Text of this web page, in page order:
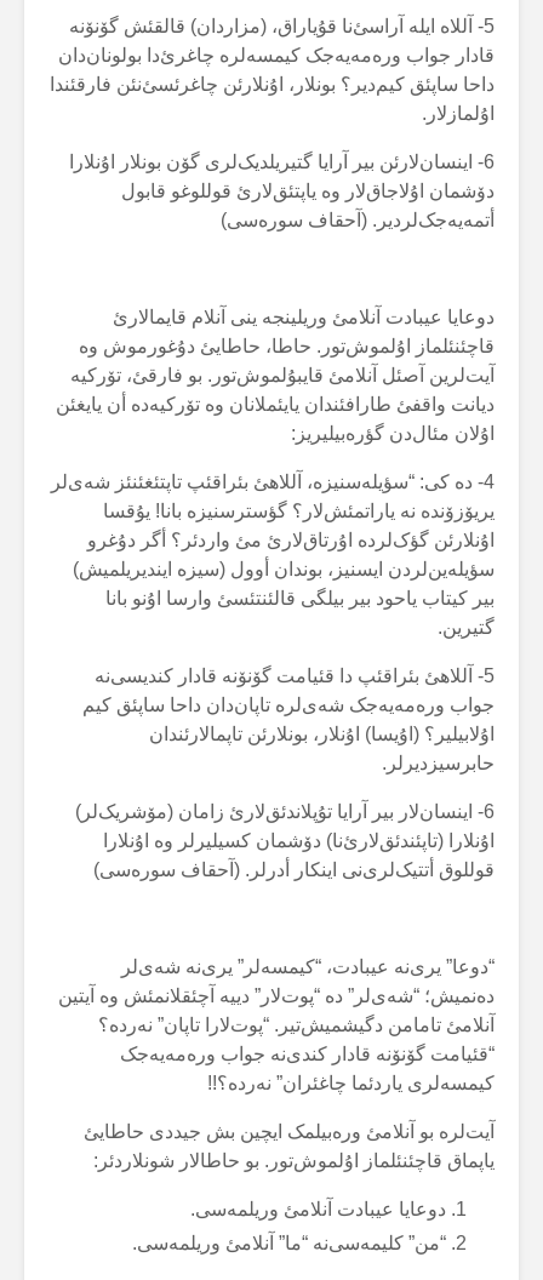
5- آللاە ایلە آراسئ‌نا قۇیاراق، (مزاردان) قالقئش گۆنۆنە
قادار جواب ورەمەیەجک کیمسەلرە چاغرئ‌دا بولونان‌دان
داحا ساپئق کیم‌دیر؟ بونلار، اۇنلارئن چاغرئسئ‌نئن فارقئندا
اۇلمازلار.
6- اینسان‌لارئن بیر آرایا گتیریلدیک‌لری گۆن بونلار اۇنلارا
دۆشمان اۇلاجاق‌لار وە یاپتئق‌لارئ قوللوغو قابول
أتمەیەجک‌لردیر. (آحقاف سورەسی)
دوعایا عیبادت آنلامئ وریلینجە ینی آنلام قایمالارئ
قاچئنئلماز اۇلموش‌تور. حاطا، حاطایئ دۇغورموش وە
آیت‌لرین آصئل آنلامئ قایبۇلموش‌تور. بو فارقئ، تۆرکیە
دیانت واقفئ طارافئندان یایئملانان وە تۆرکیەدە أن یایغئن
اۇلان مئال‌دن گؤرەبیلیریز:
4- دە کی: “سؤیلەسنیزە، آللاهئ بئراقئپ تاپتئغئنئز شەی‌لر
یریۆزۆندە نە یاراتمئش‌لار؟ گؤسترسنیزە بانا! یۇقسا
اۇنلارئن گؤک‌لردە اۇرتاق‌لارئ مئ واردئر؟ أگر دۇغرو
سؤیلەین‌لردن ایسنیز، بوندان أوول (سیزە ایندیریلمیش)
بیر کیتاب یاحود بیر بیلگی قالئنتئسئ وارسا اۇنو بانا
گتیرین.
5- آللاهئ بئراقئپ دا قئیامت گۆنۆنە قادار کندیسی‌نە
جواب ورەمەیەجک شەی‌لرە تاپان‌دان داحا ساپئق کیم
اۇلابیلیر؟ (اۇیسا) اۇنلار، بونلارئن تاپمالارئندان
حابرسیزدیرلر.
6- اینسان‌لار بیر آرایا تۇپلاندئق‌لارئ زامان (مۆشریک‌لر)
اۇنلارا (تاپئندئق‌لارئ‌نا) دۆشمان کسیلیرلر وە اۇنلارا
قوللوق أتتیک‌لری‌نی اینکار أدرلر. (آحقاف سورەسی)
“دوعا” یری‌نە عیبادت، “کیمسەلر” یری‌نە شەی‌لر
دەنمیش؛ “شەی‌لر” دە “پوت‌لار” دییە آچئقلانمئش وە آیتین
آنلامئ تامامن دگیشمیش‌تیر. “پوت‌لارا تاپان” نەردە؟
“قئیامت گۆنۆنە قادار کندی‌نە جواب ورەمەیەجک
کیمسەلری یاردئما چاغئران” نەردە؟!!
آیت‌لرە بو آنلامئ ورەبیلمک ایچین بش جیددی حاطایئ
یاپماق قاچئنئلماز اۇلموش‌تور. بو حاطالار شونلاردئر:
دوعایا عیبادت آنلامئ وریلمەسی.
“من” کلیمەسی‌نە “ما” آنلامئ وریلمەسی.